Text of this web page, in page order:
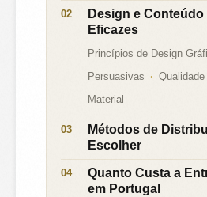
Design e
Eficazes
Princípios de Design
Persuasivas
Material
Métodos de
Escolher
Quanto Custa a
em Portugal